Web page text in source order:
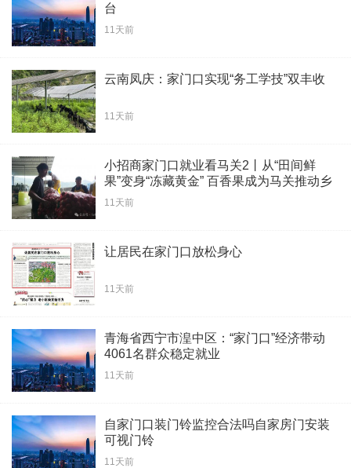
台
11天前
云南凤庆：家门口实现“务工学技”双丰收
11天前
小招商家门口就业看马关2丨从“田间鲜
果”变身“冻藏黄金” 百香果成为马关推动乡
村振兴的“甜蜜产业”
11天前
让居民在家门口放松身心
11天前
青海省西宁市湟中区：“家门口”经济带动
4061名群众稳定就业
11天前
自家门口装门铃监控合法吗自家房门安装
可视门铃
11天前